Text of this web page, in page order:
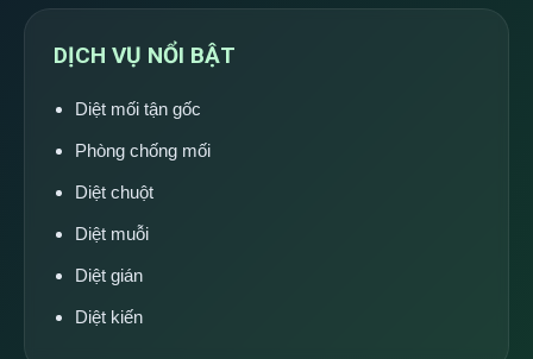
DỊCH VỤ NỔI BẬT
Diệt mối tận gốc
Phòng chống mối
Diệt chuột
Diệt muỗi
Diệt gián
Diệt kiến